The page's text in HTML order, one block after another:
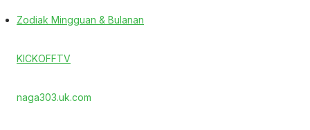
Zodiak Mingguan & Bulanan
KICKOFFTV
naga303.uk.com